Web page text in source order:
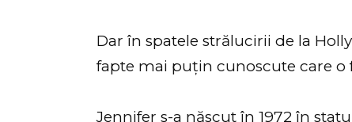
Dar în spatele strălucirii de la
fapte mai puțin cunoscute care o
Jennifer s-a născut în 1972 în